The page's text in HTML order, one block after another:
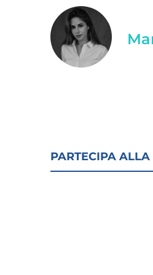
PARTECIPA ALLA